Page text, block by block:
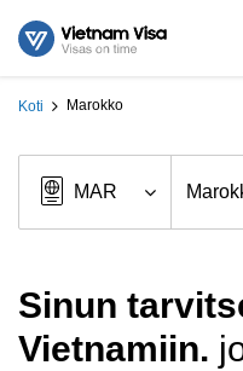
Koti Marokko
Sinun
Vietnamiin.